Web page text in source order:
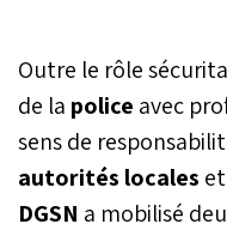
Outre le rôle
de la police avec
sens de
autorités locales
DGSN a mobilisé